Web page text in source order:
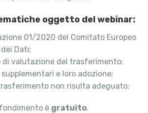
oggetto del webinar:
01/2020 del Comitato Europeo
Dati;
di valutazione del trasferimento;
e loro adozione;
non risulta adeguato;
è gratuito.